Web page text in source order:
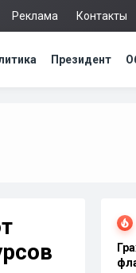
Реклама Контакты
Президент